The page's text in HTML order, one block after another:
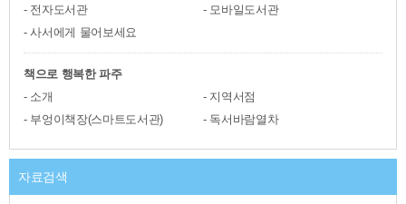
전자도서관
모바일도서관
사서에게 물어보세요
책으로 행복한 파주
소개
지역서점
부엉이책장(스마트도서관)
독서바람열차
자료검색